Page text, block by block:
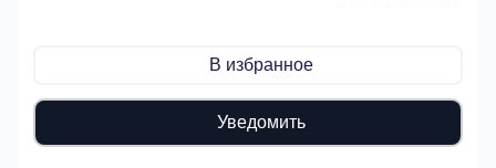
В избранное
Уведомить